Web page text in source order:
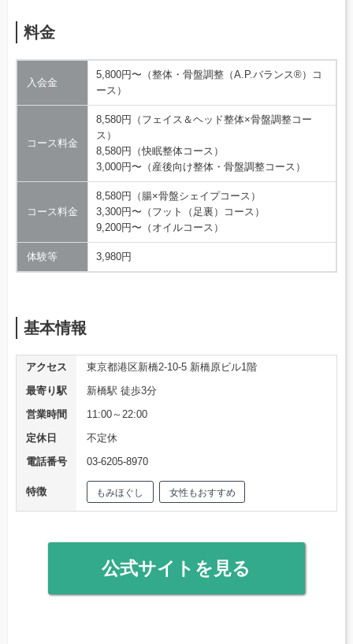
料金
入会金
5,800円〜（整体・骨盤調整（A.P.バランス®）コ
ース）
コース料金
8,580円（フェイス＆ヘッド整体×骨盤調整コー
ス）
8,580円（快眠整体コース）
3,000円〜（産後向け整体・骨盤調整コース）
コース料金
8,580円（腸×骨盤シェイプコース）
3,300円〜（フット（足裏）コース）
9,200円〜（オイルコース）
体験等 3,980円
基本情報
アクセス
東京都港区新橋2-10-5 新橋原ビル1階
最寄り駅
新橋駅 徒歩3分
営業時間
11:00～22:00
定休日
不定休
電話番号
03-6205-8970
特徴 もみほぐし 女性もおすすめ
公式サイトを見る